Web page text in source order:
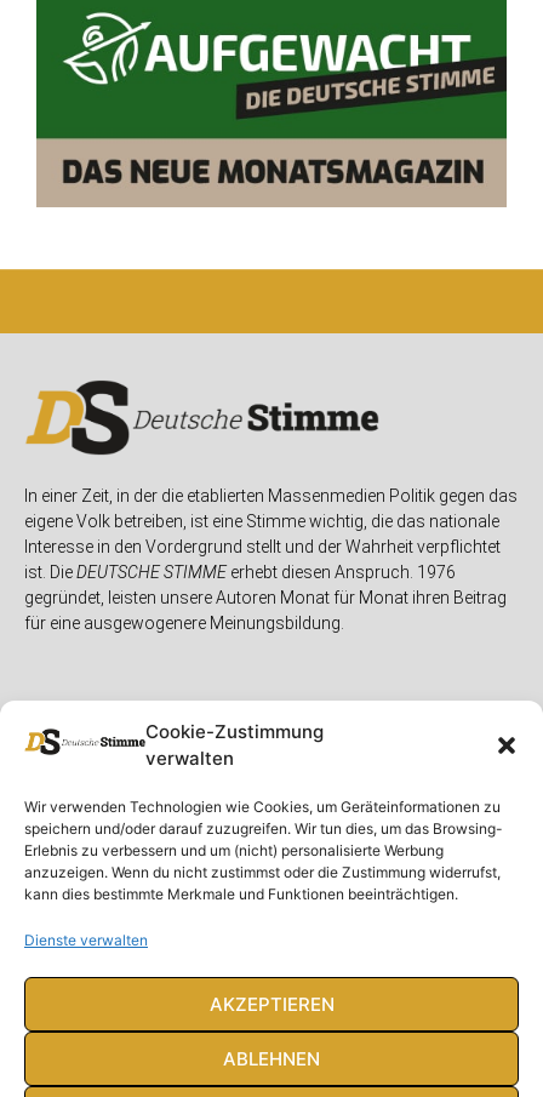
Cookie-Zustimmung
verwalten
Wir verwenden Technologien wie Cookies, um Geräteinformationen zu
speichern und/oder darauf zuzugreifen. Wir tun dies, um das Browsing-
Erlebnis zu verbessern und um (nicht) personalisierte Werbung
anzuzeigen. Wenn du nicht zustimmst oder die Zustimmung widerrufst,
kann dies bestimmte Merkmale und Funktionen beeinträchtigen.
Dienste verwalten
AKZEPTIEREN
ABLEHNEN
In einer Zeit, in der die etablierten Massenmedien Politik gegen das
eigene Volk betreiben, ist eine Stimme wichtig, die das nationale
Interesse in den Vordergrund stellt und der Wahrheit verpflichtet
ist. DieDEUTSCHE STIMMEerhebt diesen Anspruch. 1976
gegründet, leisten unsere Autoren Monat für Monat ihren Beitrag
für eine ausgewogenere Meinungsbildung.
Unser Magazin
Spenden
Ausgaben
Abonnieren
Rubriken
Deutschland
Ausland
Feuilleton
Rechtliches
Rechtliche Hinweise
Impressum
Datenschutzerklärung